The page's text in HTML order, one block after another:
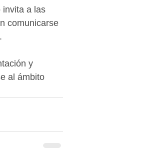
invita a las
comunicarse
y
al ámbito